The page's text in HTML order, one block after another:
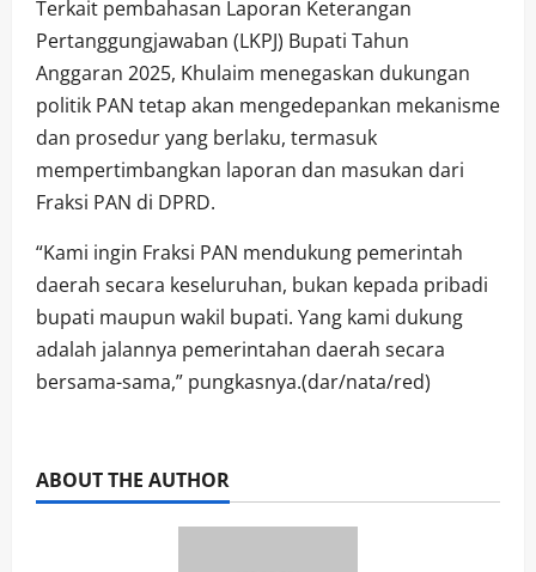
Terkait pembahasan Laporan Keterangan
Pertanggungjawaban (LKPJ) Bupati Tahun
Anggaran 2025, Khulaim menegaskan dukungan
politik PAN tetap akan mengedepankan mekanisme
dan prosedur yang berlaku, termasuk
mempertimbangkan laporan dan masukan dari
Fraksi PAN di DPRD.
“Kami ingin Fraksi PAN mendukung pemerintah
daerah secara keseluruhan, bukan kepada pribadi
bupati maupun wakil bupati. Yang kami dukung
adalah jalannya pemerintahan daerah secara
bersama-sama,” pungkasnya.(dar/nata/red)
ABOUT THE AUTHOR